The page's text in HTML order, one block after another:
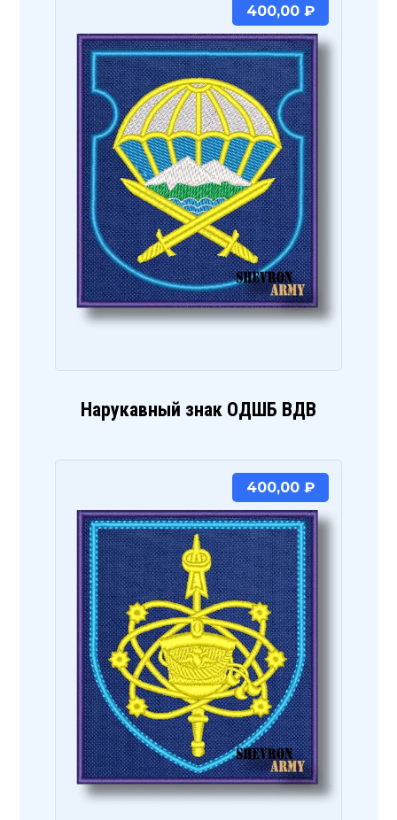
Нарукавный знак ОДШБ ВДВ
400,00 ₽
400,00 ₽